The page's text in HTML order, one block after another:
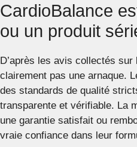
CardioBalance
ou un produit
D’après les avis collectés sur
clairement pas une arnaque.
des standards de qualité
transparente et vérifiable. La
une garantie satisfait ou
vraie confiance dans leur